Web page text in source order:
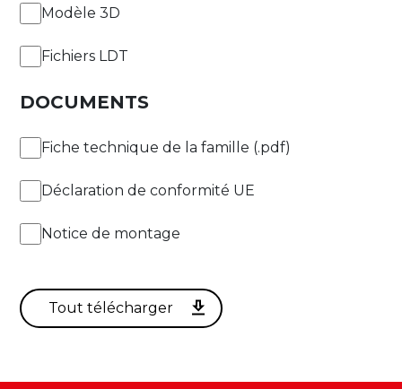
Modèle 3D
Fichiers LDT
DOCUMENTS
Fiche technique de la famille (.pdf)
Déclaration de conformité UE
Notice de montage